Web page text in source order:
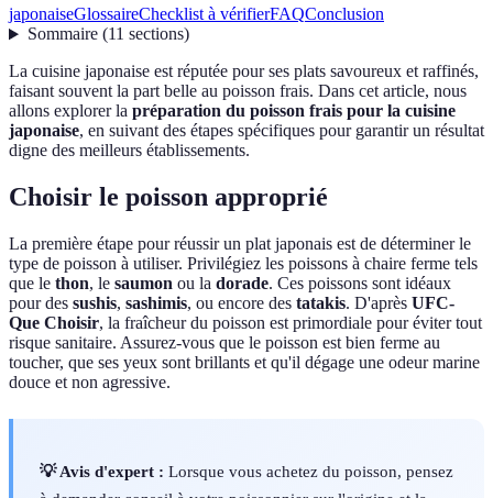
japonaiseGlossaireChecklist à vérifierFAQConclusion
Sommaire(11 sections)
La cuisine japonaise est réputée pour ses plats savoureux et raffinés,
faisant souvent la part belle au poisson frais. Dans cet article, nous
allons explorer la préparation du poisson frais pour la cuisine
japonaise, en suivant des étapes spécifiques pour garantir un résultat
digne des meilleurs établissements.
Choisir le poisson approprié
La première étape pour réussir un plat japonais est de déterminer le
type de poisson à utiliser. Privilégiez les poissons à chaire ferme tels
que le thon, le saumon ou la dorade. Ces poissons sont idéaux
pour des sushis, sashimis, ou encore des tatakis. D'après UFC-
Que Choisir, la fraîcheur du poisson est primordiale pour éviter tout
risque sanitaire. Assurez-vous que le poisson est bien ferme au
toucher, que ses yeux sont brillants et qu'il dégage une odeur marine
douce et non agressive.
💡 Avis d'expert : Lorsque vous achetez du poisson, pensez